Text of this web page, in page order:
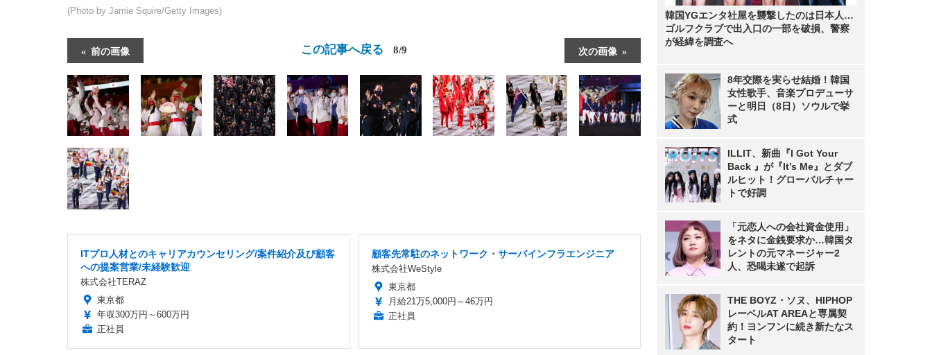
(Photo by Jamie Squire/Getty Images)
前の画像 次の画像
この記事へ戻る 8/9
ITプロ人材とのキャリアカウンセリング/案件紹介及び顧客
への提案営業/未経験歓迎
株式会社TERAZ
東京都
年収300万円～600万円
正社員
顧客先常駐のネットワーク・サーバインフラエンジニア
株式会社WeStyle
東京都
月給21万5,000円～46万円
正社員
韓国YGエンタ社屋を襲撃したのは日本人…
ゴルフクラブで出入口の一部を破損、警察
が経緯を調査へ
8年交際を実らせ結婚！韓国
女性歌手、音楽プロデューサ
ーと明日（8日）ソウルで挙
式
ILLIT、新曲『I Got Your
Back 』が『It’s Me』とダブ
ルヒット！グローバルチャー
トで好調
「元恋人への会社資金使用」
をネタに金銭要求か…韓国タ
レントの元マネージャー2
人、恐喝未遂で起訴
THE BOYZ・ソヌ、HIPHOP
レーベルAT AREAと専属契
約！ヨンフンに続き新たなス
タート